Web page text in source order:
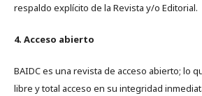
respaldo explícito de la Revista y/o Editorial.
4. Acceso abierto
BAIDC es una revista de acceso abierto; lo
libre y total acceso en su integridad